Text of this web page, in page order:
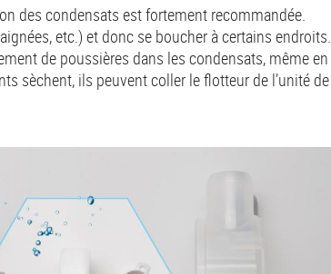
des condensats est fortement recommandée.
etc.) et donc se boucher à certains endroits.
de poussières dans les condensats, même en
sèchent, ils peuvent coller le flotteur de l’unité de